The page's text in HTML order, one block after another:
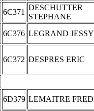
6C371
DESCHUTTER
STEPHANE
6C376 LEGRAND JESSY
6C372 DESPRES ERIC
6D379 LEMAITRE